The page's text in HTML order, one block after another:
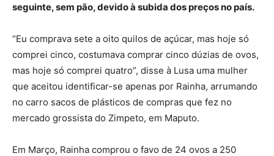
seguinte, sem pão, devido à subida dos preços no país.
“Eu comprava sete a oito quilos de açúcar, mas hoje só
comprei cinco, costumava comprar cinco dúzias de ovos,
mas hoje só comprei quatro”, disse à Lusa uma mulher
que aceitou identificar-se apenas por Rainha, arrumando
no carro sacos de plásticos de compras que fez no
mercado grossista do Zimpeto, em Maputo.
Em Março, Rainha comprou o favo de 24 ovos a 250